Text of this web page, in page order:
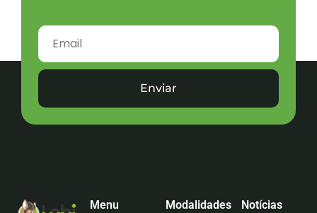
Enviar
Menu Modalidades
Notícias